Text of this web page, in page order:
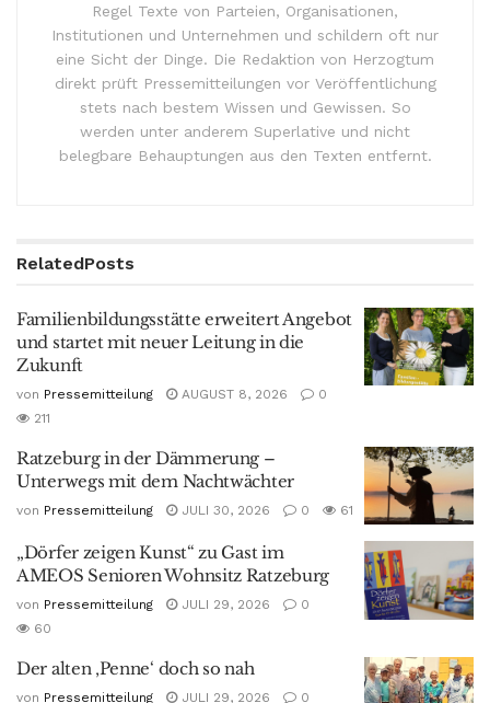
Regel Texte von Parteien, Organisationen,
Institutionen und Unternehmen und schildern oft nur
eine Sicht der Dinge. Die Redaktion von Herzogtum
direkt prüft Pressemitteilungen vor Veröffentlichung
stets nach bestem Wissen und Gewissen. So
werden unter anderem Superlative und nicht
belegbare Behauptungen aus den Texten entfernt.
RelatedPosts
Familienbildungsstätte erweitert Angebot
und startet mit neuer Leitung in die
Zukunft
von Pressemitteilung AUGUST 8, 2026
0
211
Ratzeburg in der Dämmerung –
Unterwegs mit dem Nachtwächter
von Pressemitteilung JULI 30, 2026 0 61
„Dörfer zeigen Kunst“ zu Gast im
AMEOS Senioren Wohnsitz Ratzeburg
von Pressemitteilung JULI 29, 2026
0
60
Der alten ‚Penne‘ doch so nah
von Pressemitteilung JULI 29, 2026
0